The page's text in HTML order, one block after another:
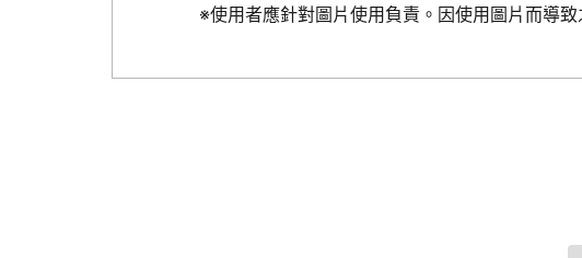
※使用者應針對圖片使用負責。因使用圖片而導